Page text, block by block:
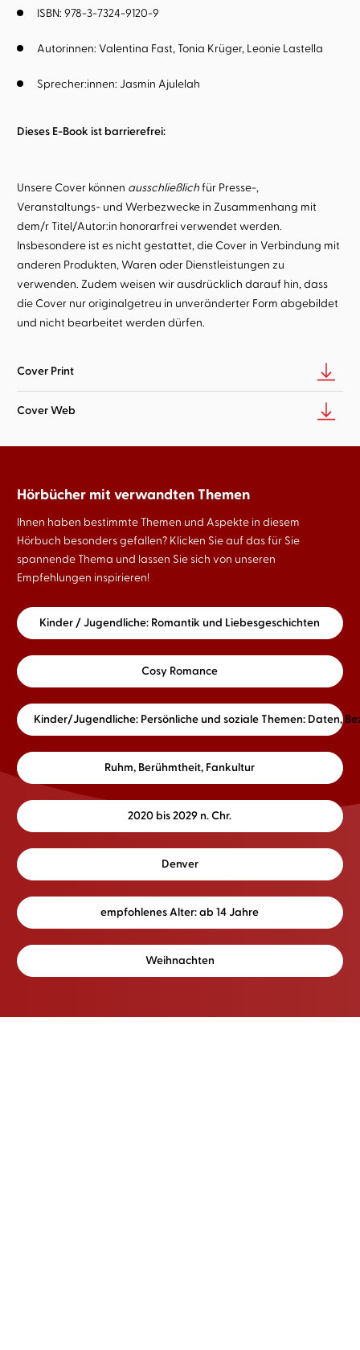
ISBN: 978-3-7324-9120-9
Autorinnen: Valentina Fast Tonia Krüger Leonie Lastella
Sprecher:innen: Jasmin Ajulelah
Dieses E-Book ist barrierefrei:
Unsere Cover können ausschließlichfür Presse-,
Veranstaltungs- und Werbezwecke in Zusammenhang mit
dem/r Titel/Autor:in honorarfrei verwendet werden.
Insbesondere ist es nicht gestattet, die Cover in Verbindung mit
anderen Produkten, Waren oder Dienstleistungen zu
verwenden. Zudem weisen wir ausdrücklich darauf hin, dass
die Cover nur originalgetreu in unveränderter Form abgebildet
und nicht bearbeitet werden dürfen.
Cover Print
Cover Web
Hörbücher mit verwandten Themen
Ihnen haben bestimmte Themen und Aspekte in diesem
Hörbuch besonders gefallen? Klicken Sie auf das für Sie
spannende Thema und lassen Sie sich von unseren
Empfehlungen inspirieren!
Kinder / Jugendliche: Romantik und Liebesgeschichten
Cosy Romance
Kinder/Jugendliche: Persönliche und soziale Themen: Daten,
Ruhm, Berühmtheit, Fankultur
2020 bis 2029 n. Chr.
Denver
empfohlenes Alter: ab 14 Jahre
Weihnachten